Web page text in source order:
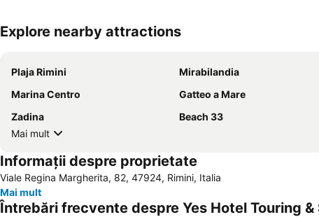
Explore nearby attractions
Plaja Rimini Mirabilandia
Marina Centro
Gatteo a Mare
Zadina
Beach 33
Mai mult
Informații despre proprietate
Viale Regina Margherita, 82, 47924, Rimini, Italia
Mai mult
Întrebări frecvente despre Yes Hotel Touring &